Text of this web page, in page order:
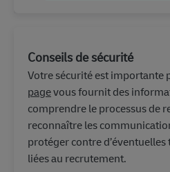
Conseils de sécurité
Votre sécurité est importante
pagevous fournit des
comprendre le processus de
reconnaître les
protéger contre
liées au recrutement.